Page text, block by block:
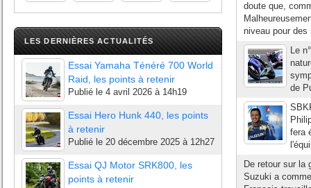
LES DERNIÈRES ACTUALITÉS
Essai Yamaha Ténéré 700 World
Raid, les points à retenir
Publié le 4 avril 2026 à 14h19
Essai Hero Hunk 440, les points
à retenir
Publié le 20 décembre 2025 à 12h27
Essai QJ Motor SRK800, les
points à retenir
doute que,
niveau pour des
Le
de
fera
De retour sur la
Suzuki a